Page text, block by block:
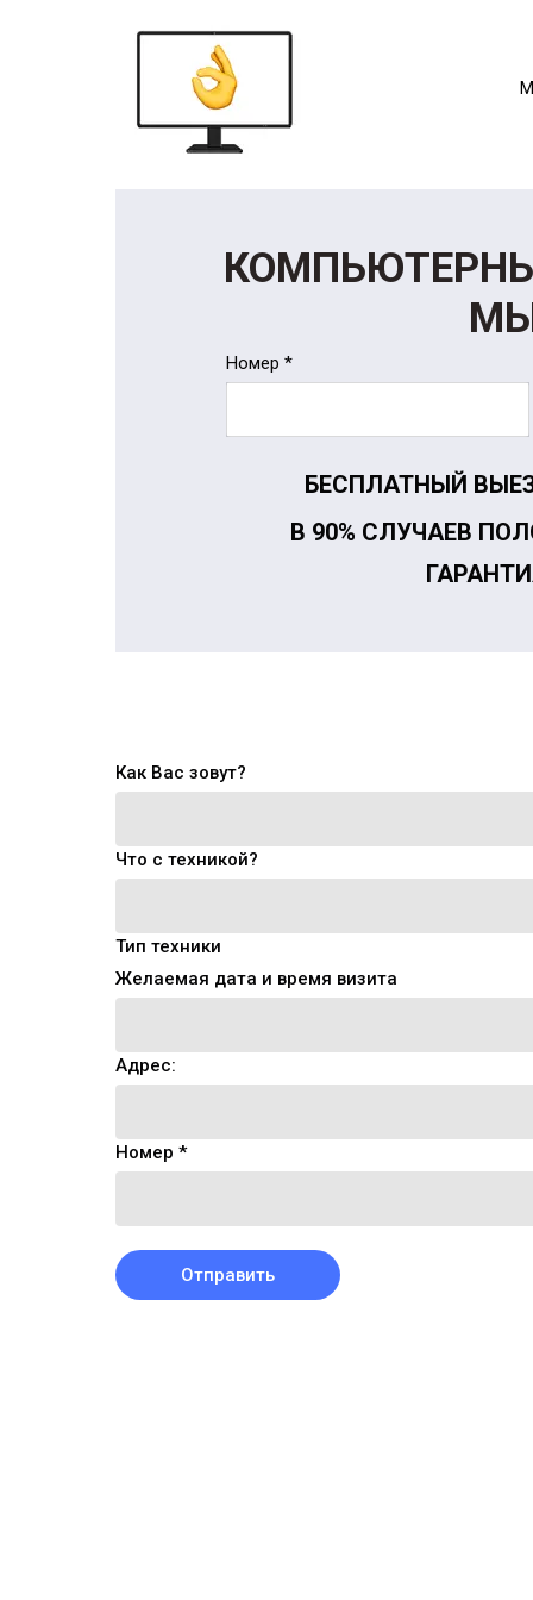
Номер *
БЕСПЛАТНЫЙ
В 90% СЛУЧАЕВ
Как Вас зовут?
Что с техникой?
Тип техники
Желаемая дата и время визита
Адрес:
Номер *
Отправить